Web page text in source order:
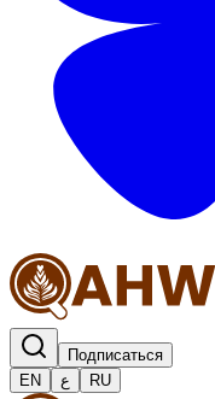
Подписаться
EN
ع RU